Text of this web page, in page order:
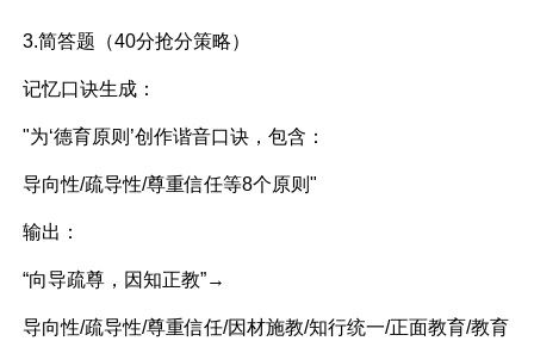
3.简答题（40分抢分策略）
记忆口诀生成：
"为‘德育原则’创作谐音口诀，包含：
导向性/疏导性/尊重信任等8个原则"
输出：
“向导疏尊，因知正教”→
导向性/疏导性/尊重信任/因材施教/知行统一/正面教育/教育